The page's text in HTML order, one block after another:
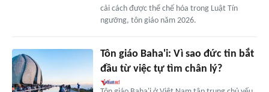
cải cách được thể chế hóa trong Luật Tín
ngưỡng, tôn giáo năm 2026.
Tôn giáo Baha'i: Vì sao đức tin bắt
đầu từ việc tự tìm chân lý?